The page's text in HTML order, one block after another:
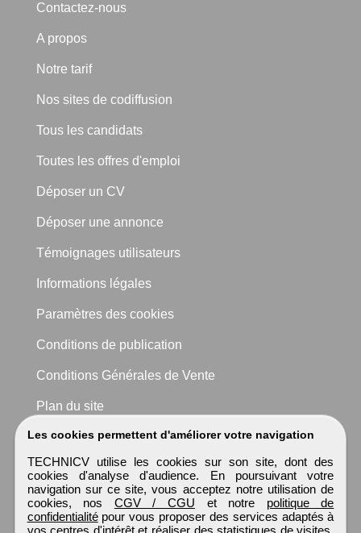
Les cookies permettent d'améliorer votre navigation
TECHNICV utilise les cookies sur son site, dont des
cookies d'analyse d'audience. En poursuivant votre
navigation sur ce site, vous acceptez notre utilisation de
cookies, nos CGV / CGU et notre politique de
confidentialitépour vous proposer des services adaptés à
vos centres d'intérêt et réaliser des statistiques de visites.
Contactez-nous
A propos
Notre tarif
Nos sites de codiffusion
Tous les candidats
Toutes les offres d'emploi
Déposer un CV
Déposer une annonce
Témoignages utilisateurs
Informations légales
Paramètres des cookies
Conditions de publication
Conditions Générales de Vente
Plan du site